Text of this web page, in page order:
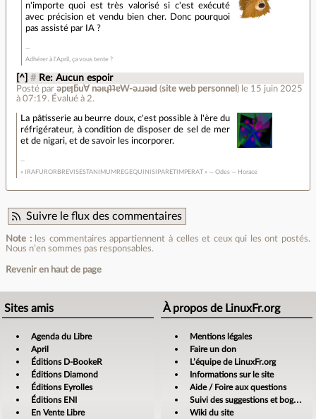
n'importe quoi est très valorisé si c'est exécuté
avec précision et vendu bien cher. Donc pourquoi
pas assisté par IA ?
Adhérer à l'April, ça vous tente ?
[^] # Re: Aucun espoir
Posté par ǝpɐןƃu∀ nǝıɥʇʇɐW-ǝɹɹǝıԀ (site web personnel ) le 15 juin 2025
à 07:19. Évalué à 2.
La pâtisserie au beurre doux, c'est possible à l'ère du
réfrigérateur, à condition de disposer de sel de mer
et de nigari, et de savoir les incorporer.
« IRAFURORBREVISESTANIMUMREGEQUINISIPARETIMPERAT » — Odes — Horace
Suivre le flux des commentaires
Note :les commentaires appartiennent à celles et ceux qui les ont postés.
Nous n’en sommes pas responsables.
Revenir en haut de page
Sites amis
Agenda du Libre
April
Éditions D-BookeR
Éditions Diamond
Éditions Eyrolles
Éditions ENI
En Vente Libre
À propos de LinuxFr.org
Mentions légales
Faire un don
L’équipe de LinuxFr.org
Informations sur le site
Aide / Foire aux questions
Suivi des suggestions et bogues
Wiki du site